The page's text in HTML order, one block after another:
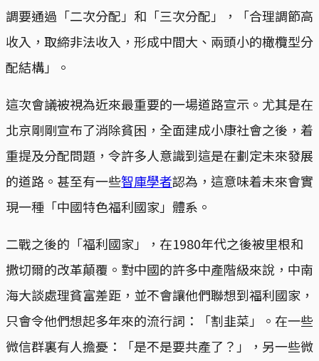
調要通過「二次分配」和「三次分配」，「合理調節高
收入，取締非法收入，形成中間大、兩頭小的橄欖型分
配結構」。
這次會議被視為近來最重要的一場道路宣示。尤其是在
北京剛剛宣布了消除貧困，全面建成小康社會之後，着
重提及分配問題，令許多人意識到這是在劃定未來發展
的道路。甚至有一些智庫學者認為，這意味着未來會實
現一種「中國特色福利國家」體系。
二戰之後的「福利國家」，在1980年代之後被里根和
撒切爾的改革顛覆。對中國的許多中產階級來說，中南
海大談處理貧富差距，並不會讓他們聯想到福利國家，
只會令他們想起多年來的流行詞：「割韭菜」。在一些
微信群裏有人擔憂：「是不是要共產了？」，另一些微